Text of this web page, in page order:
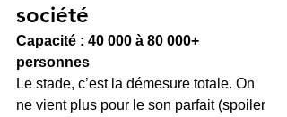
société
Capacité : 40 000 à 80 000+
personnes
Le stade, c’est la démesure totale. On
ne vient plus pour le son parfait (spoiler